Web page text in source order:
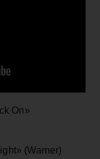
On»
(Warner)